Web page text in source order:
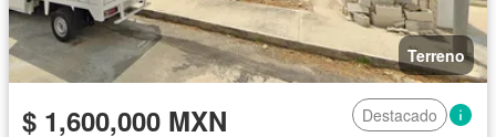
Terreno
$ 1,600,000 MXN
Destacado